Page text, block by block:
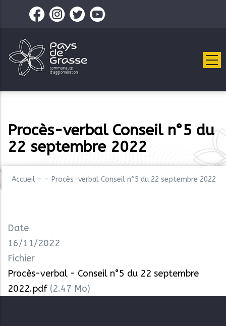
contenu
principal
Procès-verbal Conseil n°5 du
22 septembre 2022
Accueil - - Procès-verbal Conseil n°5 du 22 septembre 2022
Date
16/11/2022
Fichier
Procès-verbal - Conseil n°5 du 22 septembre
2022.pdf (2.47 Mo)